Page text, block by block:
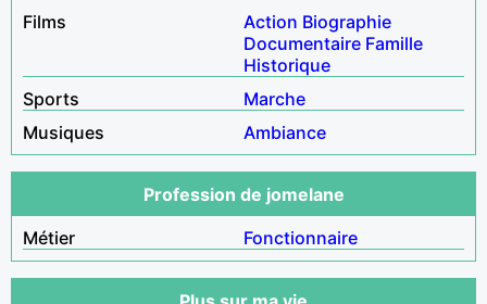
Films
Action Biographie
Documentaire Famille
Historique
Sports
Marche
Musiques
Ambiance
Profession de jomelane
Métier
Fonctionnaire